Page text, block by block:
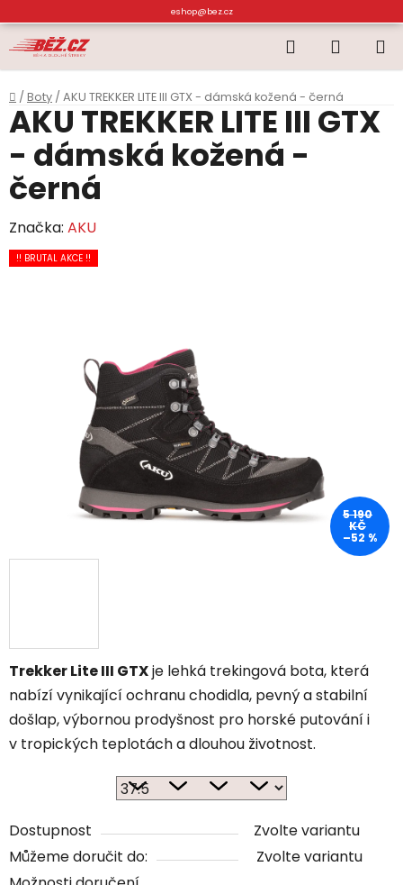
na
obsah
eshop@bez.cz
Hledat
KOŠÍK
Domů
/ Boty / AKU TREKKER LITE III GTX - dámská kožená - černá
Trekker Lite III GTXje lehká trekingová bota, která
nabízí vynikající ochranu chodidla, pevný a stabilní
došlap, výbornou prodyšnost pro horské putování i
v tropických teplotách a dlouhou životnost.
Dostupnost
Zvolte variantu
Můžeme doručit do:
Zvolte variantu
AKU TREKKER LITE III GTX
- dámská kožená -
černá
Značka: AKU
!! BRUTAL AKCE !!
5 190
KČ
–52 %